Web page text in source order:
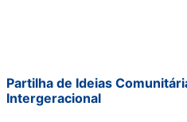
Partilha de Ideias
Intergeracional